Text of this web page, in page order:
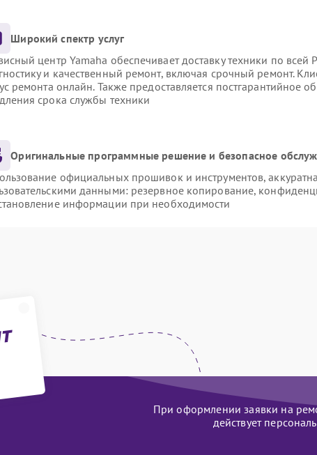
Широкий спектр услуг
центр Yamaha обеспечивает доставку техники по всей
и качественный ремонт, включая срочный ремонт.
ремонта онлайн. Также предоставляется постгарантийное
срока службы техники
Оригинальные программные решение и безопасное
официальных прошивок и инструментов,
данными: резервное копирование,
информации при необходимости
При оформлении заявки на
действует